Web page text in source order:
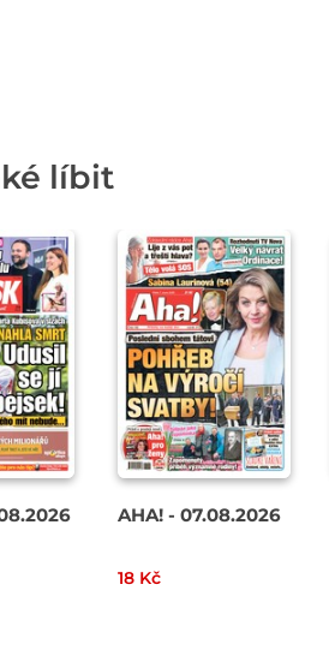
líbit
AHA! - 07.08.2026
18 Kč